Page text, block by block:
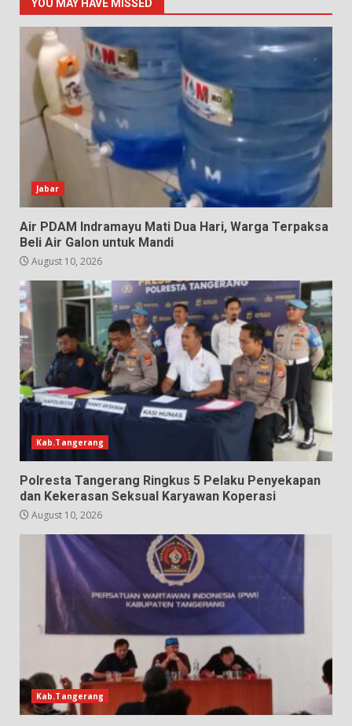
YOU MAY HAVE MISSED
Jabar
Air PDAM Indramayu Mati Dua Hari, Warga Terpaksa
Beli Air Galon untuk Mandi
August 10, 2026
Kab.Tangerang
Polresta Tangerang Ringkus 5 Pelaku Penyekapan
dan Kekerasan Seksual Karyawan Koperasi
August 10, 2026
Kab.Tangerang